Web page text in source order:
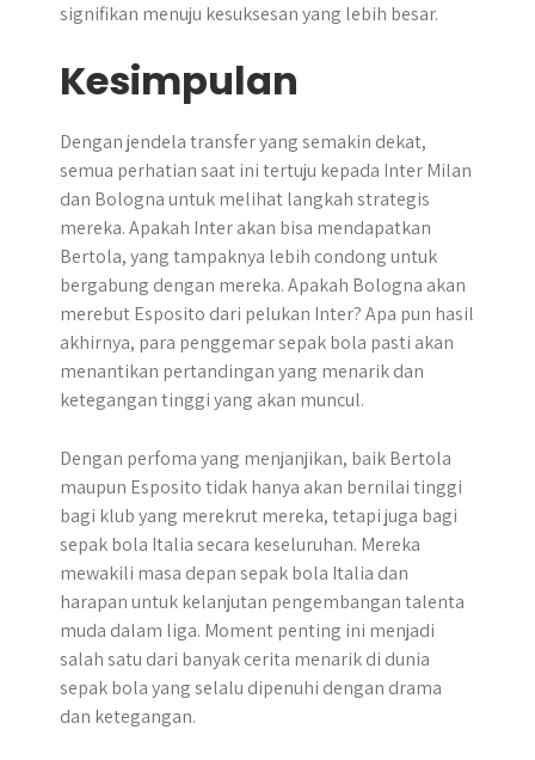
signifikan menuju kesuksesan yang lebih besar.
Kesimpulan
Dengan jendela transfer yang semakin dekat,
semua perhatian saat ini tertuju kepada Inter Milan
dan Bologna untuk melihat langkah strategis
mereka. Apakah Inter akan bisa mendapatkan
Bertola, yang tampaknya lebih condong untuk
bergabung dengan mereka. Apakah Bologna akan
merebut Esposito dari pelukan Inter? Apa pun hasil
akhirnya, para penggemar sepak bola pasti akan
menantikan pertandingan yang menarik dan
ketegangan tinggi yang akan muncul.
Dengan perfoma yang menjanjikan, baik Bertola
maupun Esposito tidak hanya akan bernilai tinggi
bagi klub yang merekrut mereka, tetapi juga bagi
sepak bola Italia secara keseluruhan. Mereka
mewakili masa depan sepak bola Italia dan
harapan untuk kelanjutan pengembangan talenta
muda dalam liga. Moment penting ini menjadi
salah satu dari banyak cerita menarik di dunia
sepak bola yang selalu dipenuhi dengan drama
dan ketegangan.